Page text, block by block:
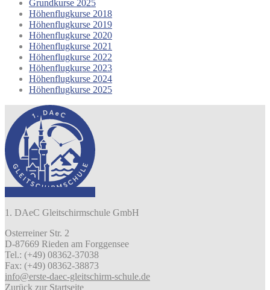
Grundkurse 2025
Höhenflugkurse 2018
Höhenflugkurse 2019
Höhenflugkurse 2020
Höhenflugkurse 2021
Höhenflugkurse 2022
Höhenflugkurse 2023
Höhenflugkurse 2024
Höhenflugkurse 2025
1. DAeC Gleitschirmschule GmbH
Osterreiner Str. 2
D-87669 Rieden am Forggensee
Tel.: (+49) 08362-37038
Fax: (+49) 08362-38873
info@erste-daec-gleitschirm-schule.de
Zurück zur Startseite